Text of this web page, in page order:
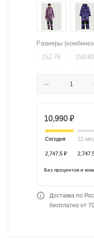
Размеры
152-76
158-80
10,990 ₽
Сегодня
2,747.5 ₽
22
Без процентов и
Доставка по
бесплатно от